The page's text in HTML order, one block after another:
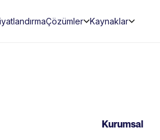
Çözümler Kaynaklar
Kurumsal